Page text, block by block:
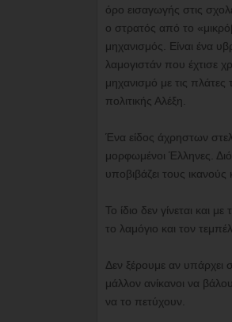
όρο εισαγωγής στις
ο στρατός από το
μηχανισμός. Είναι ένα
λαμογιστάν που έχτισε
μηχανισμό με τις
πολιτικής Αλέξη.
Ένα είδος άχρηστων
μορφωμένοι Έλληνες.
υποβιβάζει τους ικανούς
Το ίδιο δεν γίνεται και
το λαμόγιο και τον
Δεν ξέρουμε αν υπάρχει
μάλλον ανίκανοι να
να το πετύχουν.